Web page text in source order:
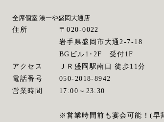
全席個室 湊一や盛岡大通店
住所
〒020-0022
岩手県盛岡市大通2-7-18
BGビル1･2F 受付1F
アクセス
ＪＲ盛岡駅南口 徒歩11分
電話番号
050-2018-8942
営業時間
17:00～23:30
※営業時間前も宴会可能！(早